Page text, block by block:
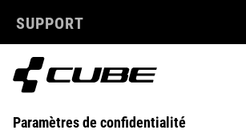
SUPPORT
ABOUT US